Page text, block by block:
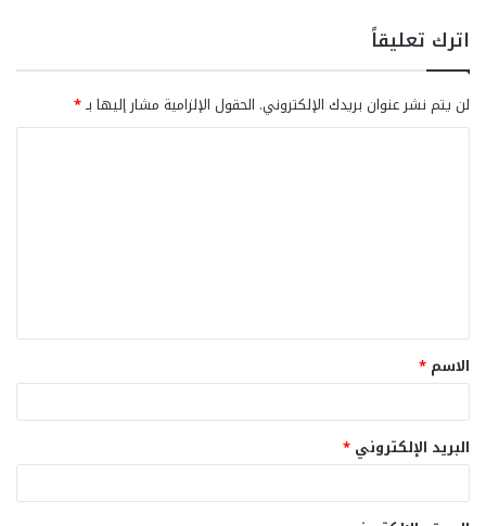
اترك تعليقاً
لن يتم نشر عنوان بريدك الإلكتروني. الحقول الإلزامية مشار إليها بـ*
ق
*
الاسم *
البريد الإلكتروني *